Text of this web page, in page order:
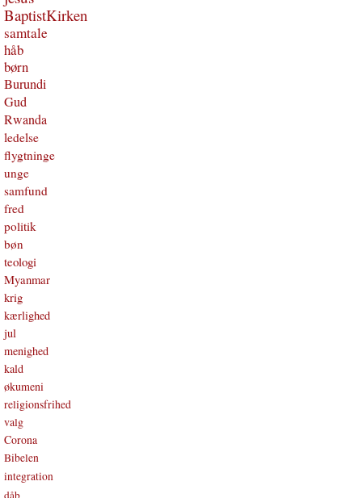
BaptistKirken
samtale
håb
børn
Burundi
Gud
Rwanda
ledelse
flygtninge
unge
samfund
fred
politik
bøn
teologi
Myanmar
krig
kærlighed
jul
menighed
kald
økumeni
religionsfrihed
valg
Corona
Bibelen
integration
dåb